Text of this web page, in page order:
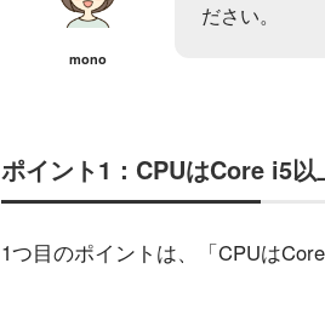
mono
ださい。
ポイント1：CPUはCore i5
1つ目のポイントは、「CPUは